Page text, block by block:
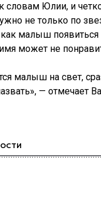
словам Юлии, и
не только по
как малыш появиться
может не
малыш на свет,
— отмечает